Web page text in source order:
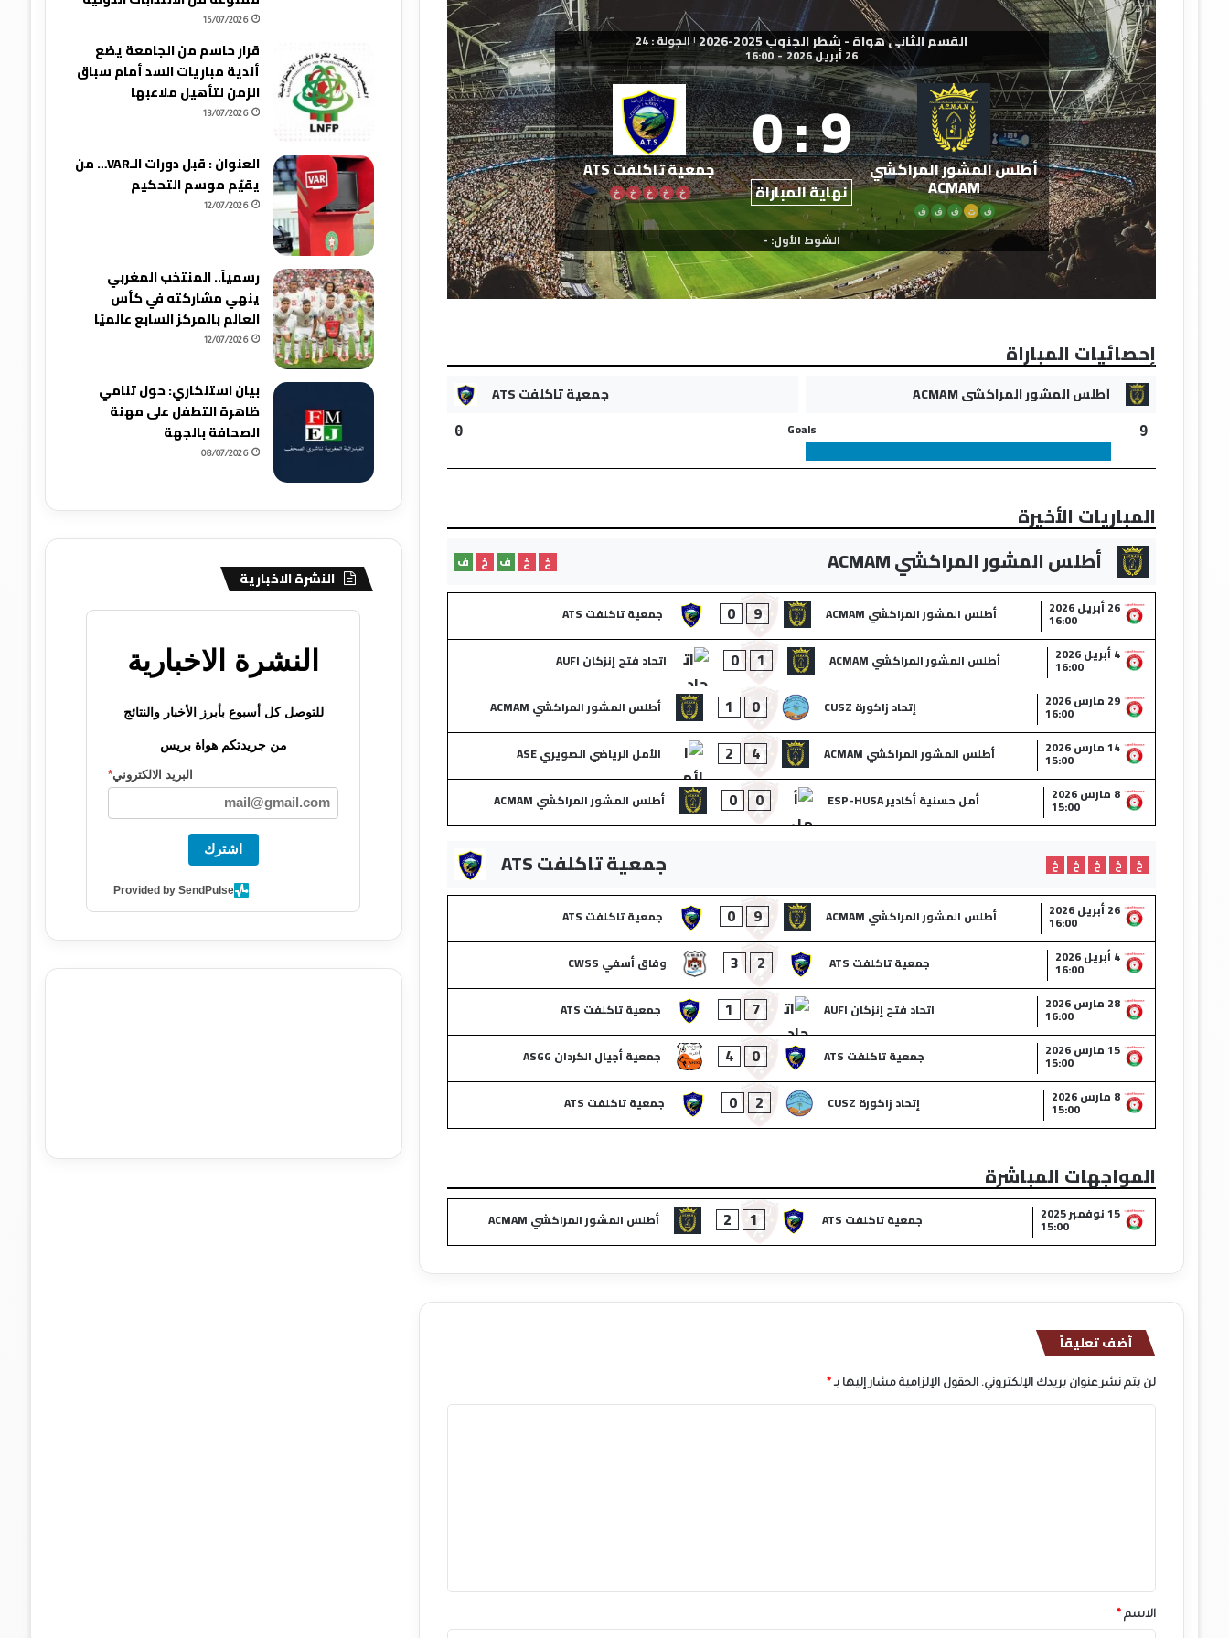
القسم الثاني هواة - شطر الجنوب 2025-2026 | الجولة : 24
26 أبريل 2026 -
16:00
أطلس المشور المراكشي
ACMAM
ف ت ف ف ف
9
:
0
نهاية المباراة
جمعية تاكلفت ATS
خ خ خ خ خ
الشوط الأول: -
إحصائيات المباراة
أطلس المشور المراكشي ACMAM جمعية تاكلفت ATS
9
Goals
0
المباريات الأخيرة
أطلس المشور المراكشي ACMAM
خ خ ف خ ف
26 أبريل 2026
16:00 أطلس المشور المراكشي ACMAM 9
0
جمعية تاكلفت ATS
4 أبريل 2026
16:00 أطلس المشور المراكشي ACMAM 1
0
اتحاد فتح إنزكان AUFI
29 مارس 2026
16:00 إتحاد زاكورة CUSZ 0
1
أطلس المشور المراكشي ACMAM
14 مارس 2026
15:00 أطلس المشور المراكشي ACMAM 4
2
الأمل الرياضي الصويري ASE
8 مارس 2026
15:00 أمل حسنية أكادير ESP-HUSA 0
0 أطلس المشور المراكشي ACMAM
جمعية تاكلفت ATS خ خ خ خ خ
26 أبريل 2026
16:00 أطلس المشور المراكشي ACMAM 9
0
جمعية تاكلفت ATS
4 أبريل 2026
16:00 جمعية تاكلفت ATS 2
3
وفاق أسفي CWSS
28 مارس 2026
16:00 اتحاد فتح إنزكان AUFI 7
1
جمعية تاكلفت ATS
15 مارس 2026
15:00 جمعية تاكلفت ATS 0
4
جمعية أجيال الكردان ASGG
8 مارس 2026
15:00 إتحاد زاكورة CUSZ 2
0 جمعية تاكلفت ATS
المواجهات المباشرة
15 نوفمبر 2025
15:00 جمعية تاكلفت ATS 1
2 أطلس المشور المراكشي ACMAM
أضف تعليقاً
لن يتم نشر عنوان بريدك الإلكتروني. الحقول الإلزامية مشار إليها بـ *
*
الاسم *
15/07/2026
قرار حاسم من الجامعة يضع
أندية مباريات السد أمام سباق
الزمن لتأهيل ملاعبها
13/07/2026
العنوان : قبل دورات الـVAR… من
يقيّم موسم التحكيم
12/07/2026
رسمياً.. المنتخب المغربي
ينهي مشاركته في كأس
العالم بالمركز السابع عالميًا
12/07/2026
بيان استنكاري: حول تنامي
ظاهرة التطفل على مهنة
الصحافة بالجهة
08/07/2026
النشرة الاخبارية
النشرة الاخبارية
للتوصل كل أسبوع بأبرز الأخبار والنتائج
من جريدتكم هواة بريس
البريد الالكتروني*
اشترك
Provided by SendPulse